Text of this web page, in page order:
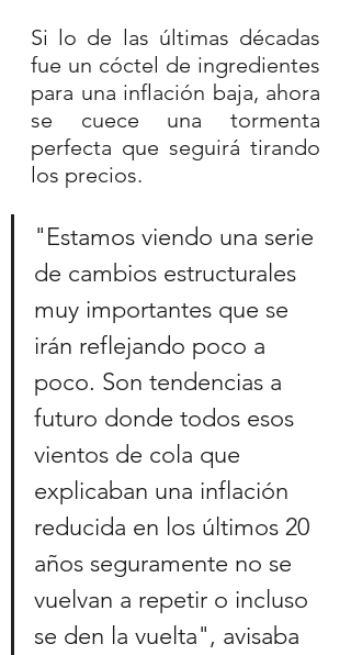
Si lo de las últimas décadas
fue un cóctel de ingredientes
para una inflación baja, ahora
se cuece una tormenta
perfecta que seguirá tirando
los precios.
"Estamos viendo una serie
de cambios estructurales
muy importantes que se
irán reflejando poco a
poco. Son tendencias a
futuro donde todos esos
vientos de cola que
explicaban una inflación
reducida en los últimos 20
años seguramente no se
vuelvan a repetir o incluso
se den la vuelta", avisaba